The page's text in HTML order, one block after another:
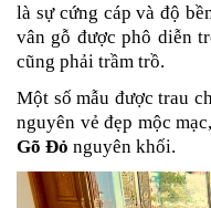
là sự cứng cáp và độ
vân gỗ được phô diễn
cũng phải trầm trồ.
Một số mẫu được trau
nguyên vẻ đẹp mộc
Gõ Đỏ nguyên khối.